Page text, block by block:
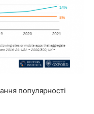
популярності